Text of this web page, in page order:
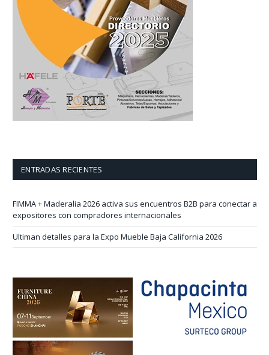
ENTRADAS RECIENTES
FIMMA + Maderalia 2026 activa sus encuentros B2B para conectar a
expositores con compradores internacionales
Ultiman detalles para la Expo Mueble Baja California 2026